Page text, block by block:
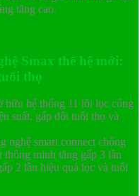
tăng cao.
Smax thế hệ mới:
thọ
hệ thống 11 lõi lọc công
suất, gấp đôi tuổi thọ và
nghệ smart connect chống
thông minh tăng gấp 3 lần
2 lần hiệu quả lọc và tuổi